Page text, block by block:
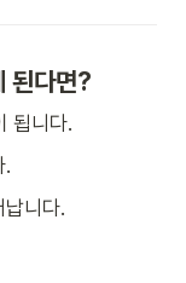
된다면?
됩니다.
.
납니다.